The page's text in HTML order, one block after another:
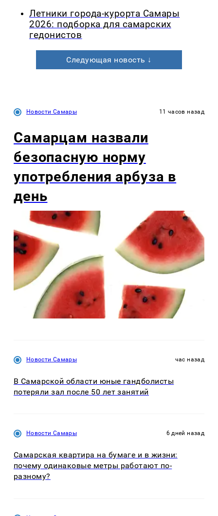
Летники города-курорта Самары
2026: подборка для самарских
гедонистов
Следующая новость ↓
Новости Самары 11 часов назад
Самарцам назвали
безопасную норму
употребления арбуза в
день
Новости Самары час назад
В Самарской области юные гандболисты
потеряли зал после 50 лет занятий
Новости Самары 6 дней назад
Самарская квартира на бумаге и в жизни:
почему одинаковые метры работают по-
разному?